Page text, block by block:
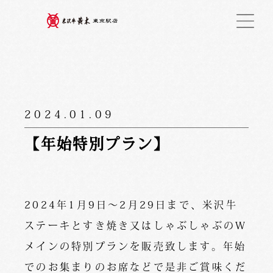
2024.01.09
【年始特別プラン】
2024年1月9日〜2月29日まで、米沢牛
ステーキとすき焼き又はしゃぶしゃぶのW
メインの特別プランを販売致します。年始
でのお集まりのお席などで是非ご賞味くだ